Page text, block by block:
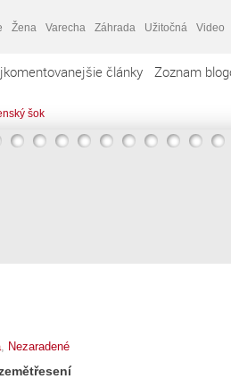
Žena Varecha Záhrada Užitočná Video
články Zoznam
šok
Nezaradené